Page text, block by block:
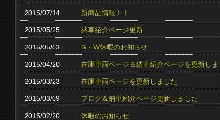
2015/07/14 新商品情報！！
2015/05/25 納車紹介ページ更新
2015/05/03 G・W休暇のお知らせ
2015/04/20 在庫車両ページ＆納車紹介ページを更新し
2015/03/23 在庫車両ページを更新しました
2015/03/09 ブログ＆納車紹介ページ更新しました
2015/02/20 休暇のお知らせ